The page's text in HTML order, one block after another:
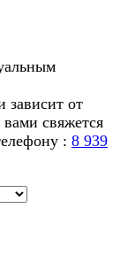
зависит от
свяжется
: 8 939